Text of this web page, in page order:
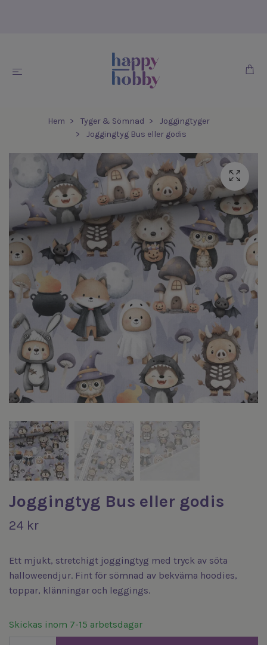
Hem Tyger & Sömnad
Joggingtyger
Joggingtyg Bus eller godis
Joggingtyg Bus eller godis
24 kr
Ett mjukt, stretchigt joggingtyg med tryck av söta
halloweendjur. Fint för sömnad av bekväma hoodies,
toppar, klänningar och leggings.
Skickas inom 7-15 arbetsdagar